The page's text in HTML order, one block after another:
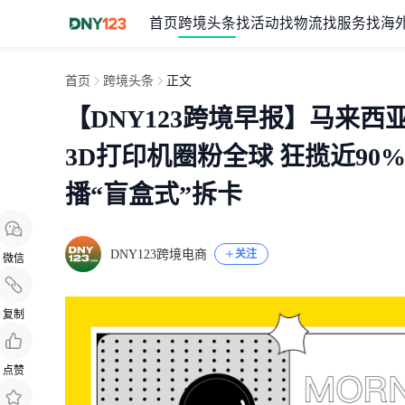
首页 跨境头条找活动找物流找服务找海
微信
复制
点赞
首页 跨境头条 正文
【DNY123跨境早报】马来
3D打印机圈粉全球 狂揽近
播“盲盒式”拆卡
DNY123跨境电商 关注